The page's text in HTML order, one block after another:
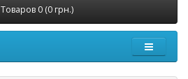
Товаров 0 (0 грн.)